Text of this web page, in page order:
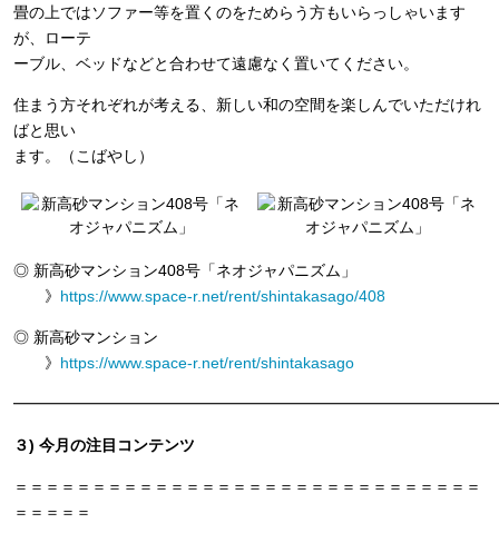
畳の上ではソファー等を置くのをためらう方もいらっしゃいます
が、ローテ
ーブル、ベッドなどと合わせて遠慮なく置いてください。
住まう方それぞれが考える、新しい和の空間を楽しんでいただけれ
ばと思い
ます。（こばやし）
◎ 新高砂マンション408号「ネオジャパニズム」
》 https://www.space-r.net/rent/shintakasago/408
◎ 新高砂マンション
》 https://www.space-r.net/rent/shintakasago
３) 今月の注目コンテンツ
＝＝＝＝＝＝＝＝＝＝＝＝＝＝＝＝＝＝＝＝＝＝＝＝＝＝＝＝＝＝
＝＝＝＝＝